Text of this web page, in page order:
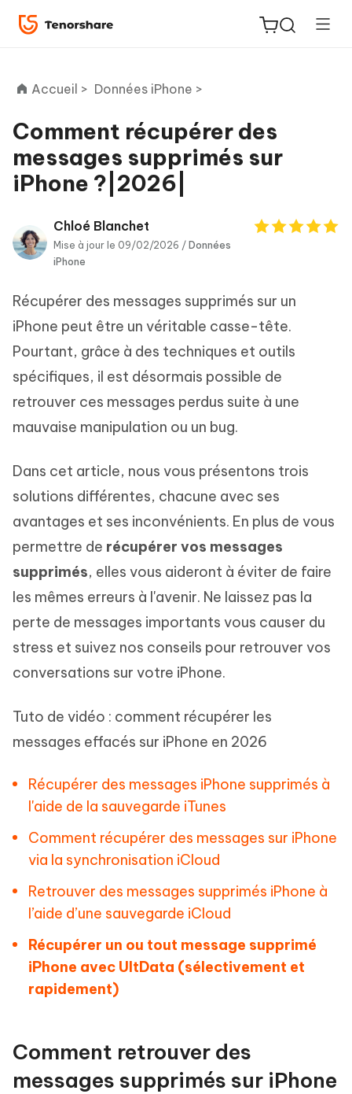
ReiBoot
for iOS
PDNob
PDF
Editor
New
iAnyGo
Accueil > Données iPhone >
Comment récupérer des
messages supprimés sur
iPhone ?|2026|
Chloé Blanchet
Mise à jour le 09/02/2026 / Données
iPhone
Récupérer des messages supprimés sur un
iPhone peut être un véritable casse-tête.
Pourtant, grâce à des techniques et outils
spécifiques, il est désormais possible de
retrouver ces messages perdus suite à une
mauvaise manipulation ou un bug.
Dans cet article, nous vous présentons trois
solutions différentes, chacune avec ses
avantages et ses inconvénients. En plus de vous
permettre de récupérer vos messages
supprimés, elles vous aideront à éviter de faire
les mêmes erreurs à l'avenir. Ne laissez pas la
perte de messages importants vous causer du
stress et suivez nos conseils pour retrouver vos
conversations sur votre iPhone.
Tuto de vidéo : comment récupérer les
messages effacés sur iPhone en 2026
Récupérer des messages iPhone supprimés à
l'aide de la sauvegarde iTunes
Comment récupérer des messages sur iPhone
via la synchronisation iCloud
Retrouver des messages supprimés iPhone à
l’aide d’une sauvegarde iCloud
Récupérer un ou tout message supprimé
iPhone avec UltData (sélectivement et
rapidement)
Comment retrouver des
messages supprimés sur iPhone